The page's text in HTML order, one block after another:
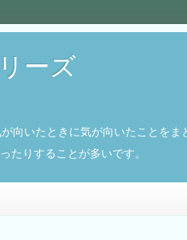
ーズ
向いたときに気が向いたことをま
たりすることが多いです。